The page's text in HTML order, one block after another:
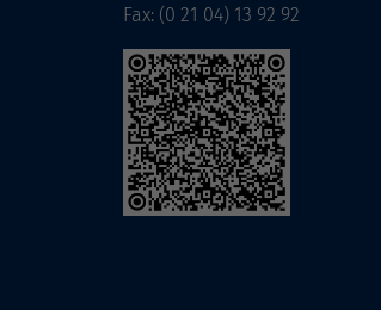
Fax: (0 21 04) 13 92 92